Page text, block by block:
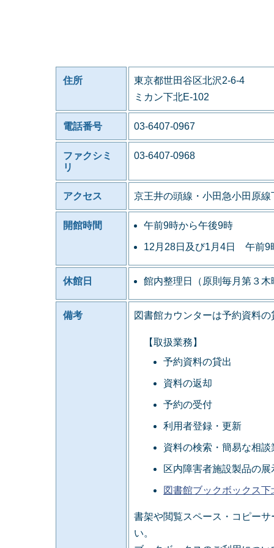
住所
東京都世田谷区北沢2-6-4
ミカン下北E-102
電話番号 03-6407-0967
ファクシミ
リ
03-6407-0968
アクセス 京王井の頭線・小田急小田原
開館時間 午前9時から午後9時
12月28日及び1月4日 午前9
休館日 館内整理日（原則毎月第３
備考 図書館カウンターは予約資料
【取扱業務】
予約資料の貸出
資料の返却
予約の受付
利用者登録・更新
資料の検索・簡易な相談
区内障害者施設製品の展
図書館ブックボックス下
書架や閲覧スペース・コピー
い。